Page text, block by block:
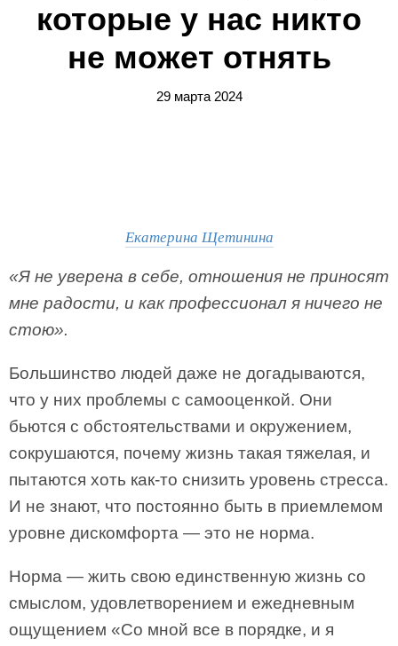
которые у нас никто
не может отнять
29 марта 2024
Екатерина Щетинина
«Я не уверена в себе, отношения не приносят
мне радости, и как профессионал я ничего не
стою».
Большинство людей даже не догадываются,
что у них проблемы с самооценкой. Они
бьются с обстоятельствами и окружением,
сокрушаются, почему жизнь такая тяжелая, и
пытаются хоть как-то снизить уровень стресса.
И не знают, что постоянно быть в приемлемом
уровне дискомфорта — это не норма.
Норма — жить свою единственную жизнь со
смыслом, удовлетворением и ежедневным
ощущением «Со мной все в порядке, и я